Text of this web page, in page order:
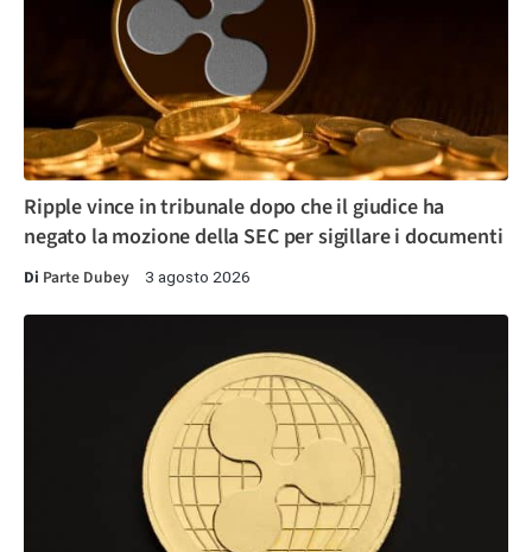
Ripple vince in tribunale dopo che il giudice ha
negato la mozione della SEC per sigillare i documenti
Di Parte Dubey 3 agosto 2026